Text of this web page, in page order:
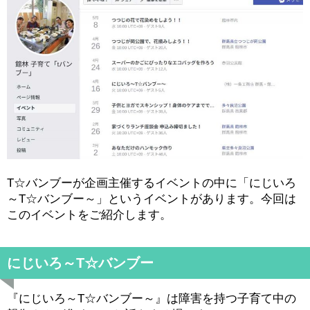
T☆バンブーが企画主催するイベントの中に「にじいろ
～T☆バンブー～」というイベントがあります。今回は
このイベントをご紹介します。
にじいろ～T☆バンブー
『にじいろ～T☆バンブー～』は障害を持つ子育て中の